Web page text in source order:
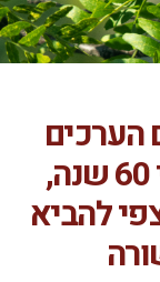
הערכים
להביא